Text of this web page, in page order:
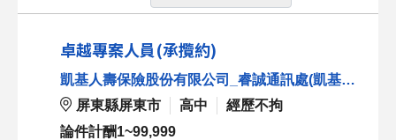
卓越專案人員(承攬約)
凱基人壽保險股份有限公司_睿誠通訊處(凱基高屏網第26070801號)
屏東縣屏東市
高中
經歷不拘
論件計酬1~99,999